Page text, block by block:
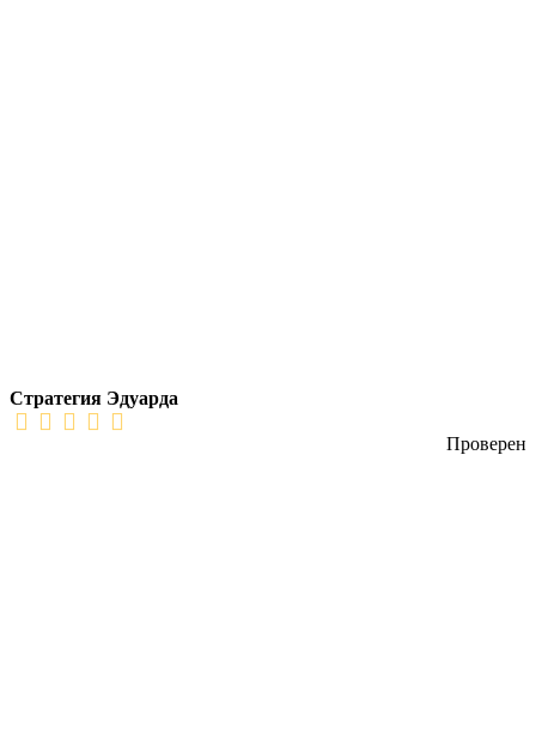
Стратегия Эдуарда
Проверен